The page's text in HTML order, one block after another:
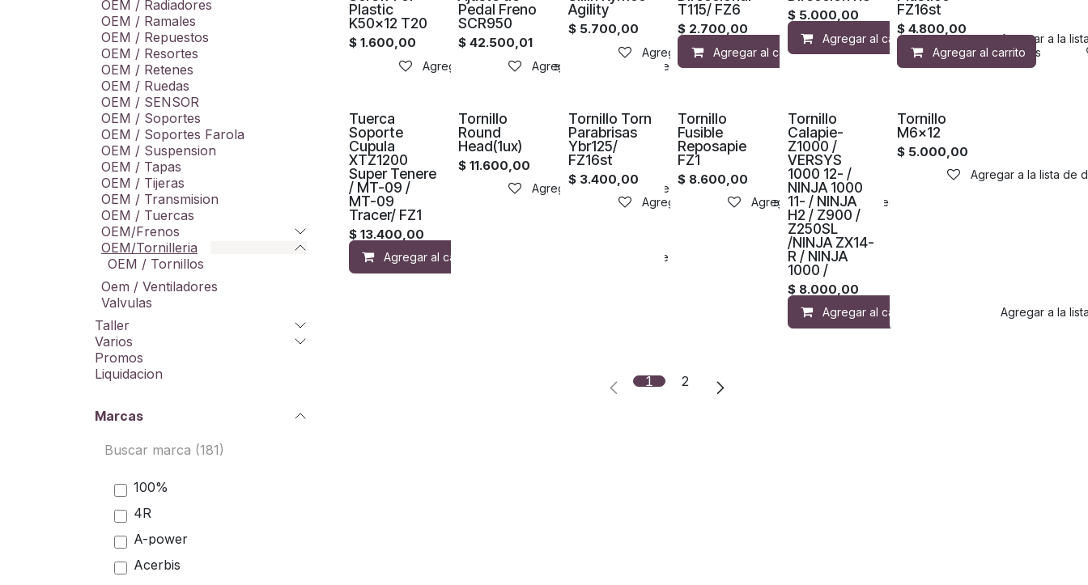
OEM / Radiadores
OEM / Ramales
OEM / Repuestos
OEM / Resortes
OEM / Retenes
OEM / Ruedas
OEM / SENSOR
OEM / Soportes
OEM / Soportes Farola
OEM / Suspension
OEM / Tapas
OEM / Tijeras
OEM / Transmision
OEM / Tuercas
OEM/Frenos
OEM/Tornilleria
OEM / Tornillos
Oem / Ventiladores
Valvulas
Taller
Varios
Promos
Liquidacion
Marcas
100%
4R
A-power
Acerbis
Plastic
K50x12 T20
$ 1.600,00
Agregar a la lista de deseos
Pedal Freno
SCR950
$42.500,01
Agregar a la lista de deseos
Agility
$ 5.700,00
Agregar a la lista de deseos
T115/ FZ6
$ 2.700,00
Agregar al carrito Agregar a la lista de deseos
$ 5.000,00
Agregar al carrito Agregar a la
FZ16st
$4.800,00
Agregar al carrito
Tuerca
Soporte
Cupula
XTZ1200
Super Tenere
/ MT-09 /
MT-09
Tracer/ FZ1
$ 13.400,00
Agregar al carrito Agregar a la lista de deseos
Tornillo
Round
Head(1ux)
$11.600,00
Agregar a la lista de deseos
Tornillo Torn
Parabrisas
Ybr125/
FZ16st
$ 3.400,00
Agregar a la lista de deseos
Tornillo
Fusible
Reposapie
FZ1
$ 8.600,00
Agregar a la lista de deseos
Tornillo
Calapie-
Z1000 /
VERSYS
1000 12- /
NINJA 1000
11- / NINJA
H2 / Z900 /
Z250SL
/NINJA ZX14-
R / NINJA
1000 /
$ 8.000,00
Agregar al carrito Agregar a la
Tornillo
M6x12
$ 5.000,00
Agregar a la lista de
1 2